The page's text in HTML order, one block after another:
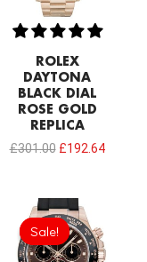
ROLEX
DAYTONA
BLACK DIAL
ROSE GOLD
REPLICA
£301.00 £192.64
Sale!
Sale!
Original
price
was:
£258.00.£192.64.